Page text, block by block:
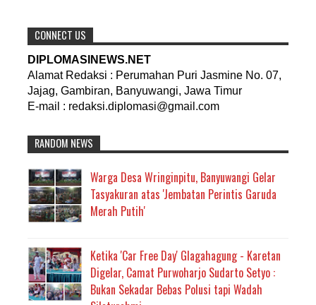
CONNECT US
DIPLOMASINEWS.NET
Alamat Redaksi : Perumahan Puri Jasmine No. 07,
Jajag, Gambiran, Banyuwangi, Jawa Timur
E-mail : redaksi.diplomasi@gmail.com
RANDOM NEWS
Warga Desa Wringinpitu, Banyuwangi Gelar
Tasyakuran atas 'Jembatan Perintis Garuda
Merah Putih'
Ketika 'Car Free Day' Glagahagung - Karetan
Digelar, Camat Purwoharjo Sudarto Setyo :
Bukan Sekadar Bebas Polusi tapi Wadah